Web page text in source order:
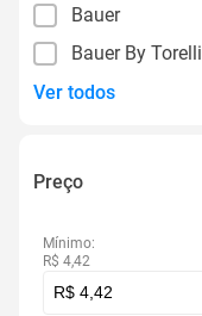
Bauer
Bauer By Torelli
Ver todos
Preço
Mínimo:
R$ 4,42